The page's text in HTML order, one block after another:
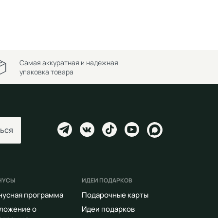
Самая аккуратная и надежная
упаковка товара
программа
о
ИДЕИ ПОДАРКОВ
Подарочные карты
Идеи подарков